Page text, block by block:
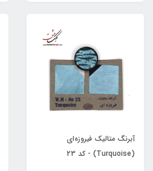
آبرنگ متالیک فیروزه‌ای
(Turquoise) - کد 23